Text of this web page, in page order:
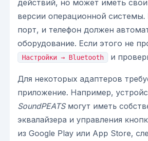
действий, но может иметь
версии операционной системы.
порт, и телефон должен
оборудование. Если этого не
Настройки → Bluetooth и
Для некоторых адаптеров
приложение. Например,
SoundPEATSмогут иметь
эквалайзера и управления
из Google Play или App Store,